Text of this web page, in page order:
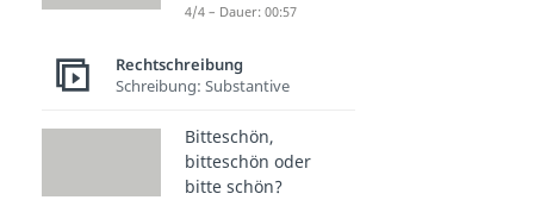
4/4 – Dauer: 00:57
Rechtschreibung
Schreibung: Substantive
Bitteschön,
bitteschön oder
bitte schön?